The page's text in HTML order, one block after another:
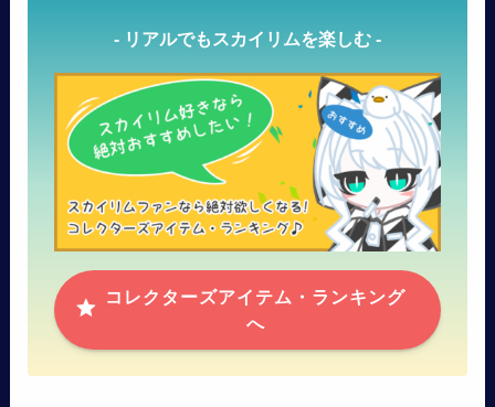
- リアルでもスカイリムを楽しむ -
コレクターズアイテム・ランキング
へ